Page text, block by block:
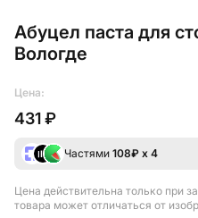
Абуцел паста для
Вологде
Цена:
431 ₽
Частями 108₽ х 4
Цена действительна только при
товара может отличаться от